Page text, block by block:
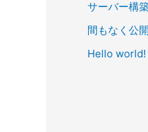
サーバー構
間もなく公
Hello world!